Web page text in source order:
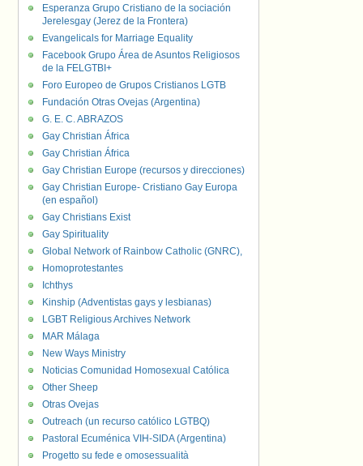
Esperanza Grupo Cristiano de la sociación
Jerelesgay (Jerez de la Frontera)
Evangelicals for Marriage Equality
Facebook Grupo Área de Asuntos Religiosos
de la FELGTBI+
Foro Europeo de Grupos Cristianos LGTB
Fundación Otras Ovejas (Argentina)
G. E. C. ABRAZOS
Gay Christian África
Gay Christian África
Gay Christian Europe (recursos y direcciones)
Gay Christian Europe- Cristiano Gay Europa
(en español)
Gay Christians Exist
Gay Spirituality
Global Network of Rainbow Catholic (GNRC),
Homoprotestantes
Ichthys
Kinship (Adventistas gays y lesbianas)
LGBT Religious Archives Network
MAR Málaga
New Ways Ministry
Noticias Comunidad Homosexual Católica
Other Sheep
Otras Ovejas
Outreach (un recurso católico LGTBQ)
Pastoral Ecuménica VIH-SIDA (Argentina)
Progetto su fede e omosessualità